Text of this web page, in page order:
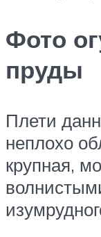
Фото
пруды
Плети
неплохо
крупная,